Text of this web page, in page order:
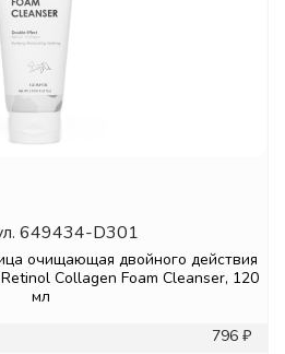
649434-D301
очищающая двойного действия
Collagen Foam Cleanser, 120
мл
796 ₽